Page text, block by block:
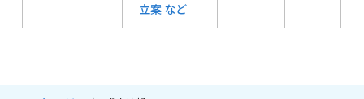
立案 など